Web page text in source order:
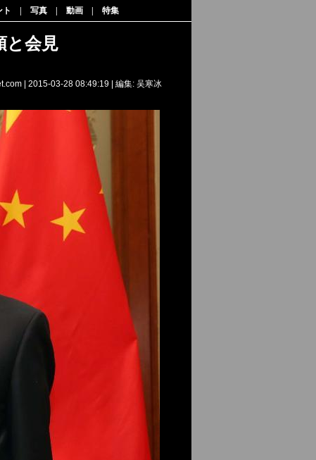
ト 写真| 動画| 特集
と会見
| 2015-03-28 08:49:19| 編集: 吴寒冰